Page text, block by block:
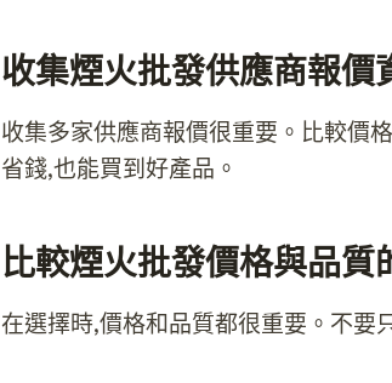
收集煙火批發供應商報價
收集多家供應商報價很重要。比較價
省錢,也能買到好產品。
比較煙火批發價格與品質
在選擇時,價格和品質都很重要。不要